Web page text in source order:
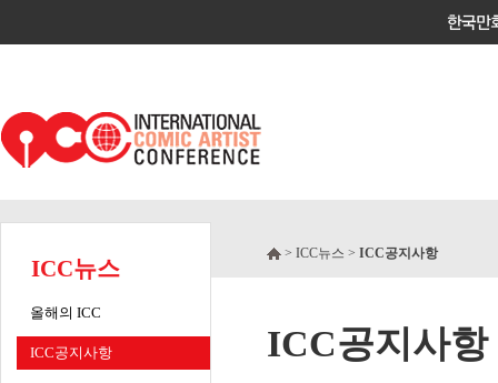
ICC뉴스
올해의 ICC
ICC공지사항
> ICC뉴스 > ICC공지사항
ICC공지사항